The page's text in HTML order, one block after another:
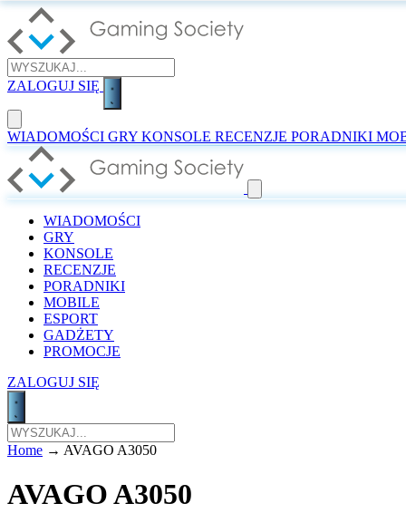
ZALOGUJ SIĘ
WIADOMOŚCI GRY KONSOLE RECENZJE PORADNIKI
WIADOMOŚCI
GRY
KONSOLE
RECENZJE
PORADNIKI
MOBILE
ESPORT
GADŻETY
PROMOCJE
ZALOGUJ SIĘ
Home → AVAGO A3050
AVAGO A3050